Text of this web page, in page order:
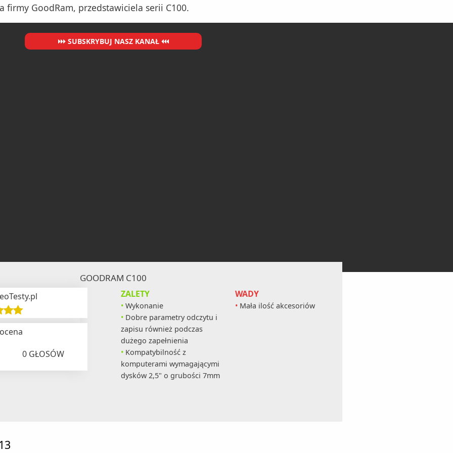
firmy GoodRam, przedstawiciela serii C100.
SUBSKRYBUJ NASZ KANAŁ
GOODRAM C100
0GŁOSÓW
ZALETY
Wykonanie
Dobre parametry odczytu i
zapisu również podczas
dużego zapełnienia
Kompatybilność z
komputerami wymagającymi
dysków 2,5" o grubości 7mm
WADY
Mała ilość akcesoriów